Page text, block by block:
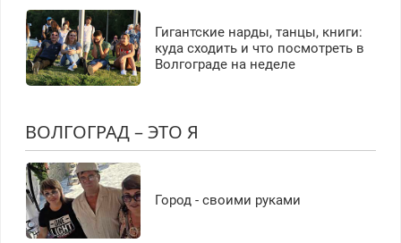
Гигантские нарды, танцы, книги:
куда сходить и что посмотреть в
Волгограде на неделе
ВОЛГОГРАД – ЭТО Я
Город - своими руками